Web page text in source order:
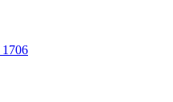
1706